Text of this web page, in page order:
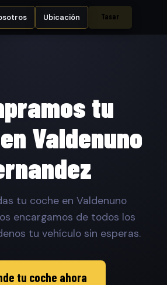
Ubicación Tasar
tu
Valdenuno
tu coche en Valdenuno
encargamos de todos los
tu vehículo sin esperas.
tu coche ahora